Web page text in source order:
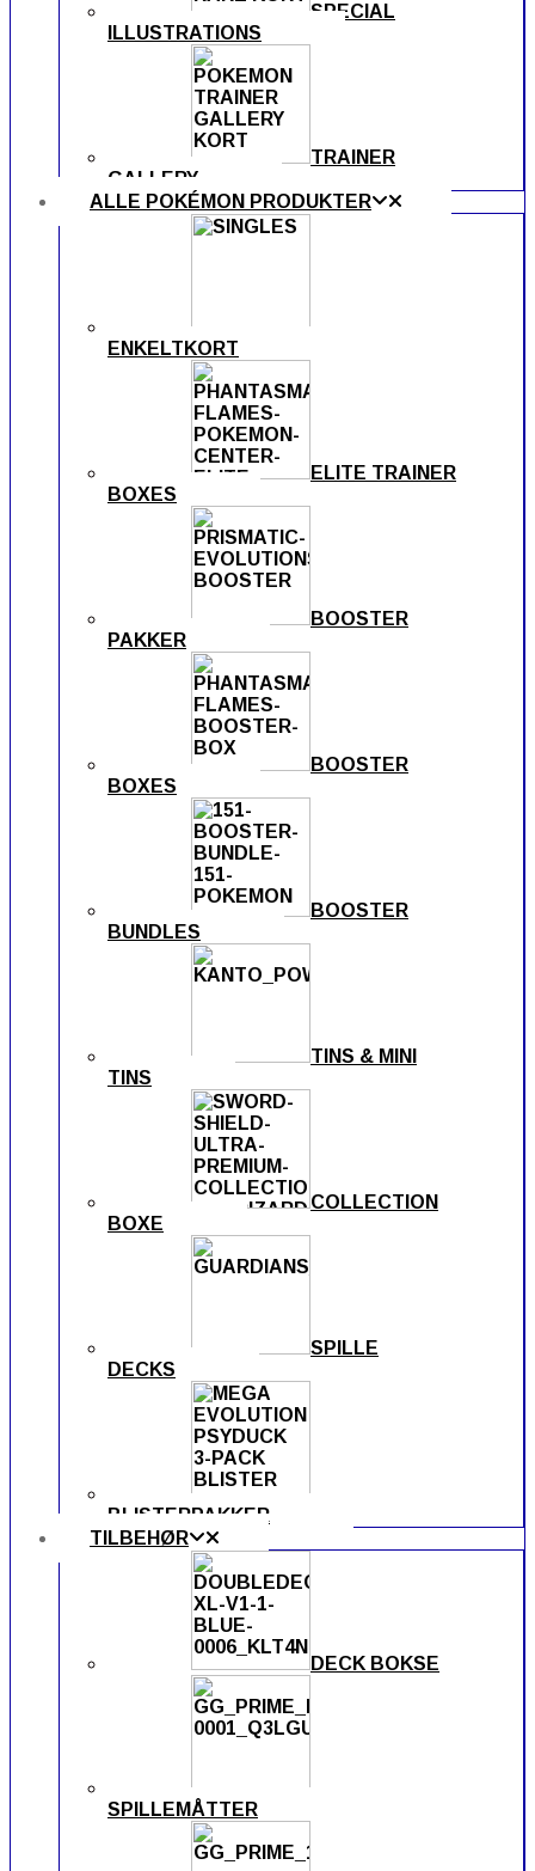
SPECIAL
ILLUSTRATIONS
TRAINER
GALLERY
ALLE POKÉMON PRODUKTER
ENKELTKORT
ELITE TRAINER
BOXES
BOOSTER
PAKKER
BOOSTER
BOXES
BOOSTER
BUNDLES
TINS & MINI
TINS
COLLECTION
BOXE
SPILLE
DECKS
BLISTERPAKKER
TILBEHØR
DECK BOKSE
SPILLEMÅTTER